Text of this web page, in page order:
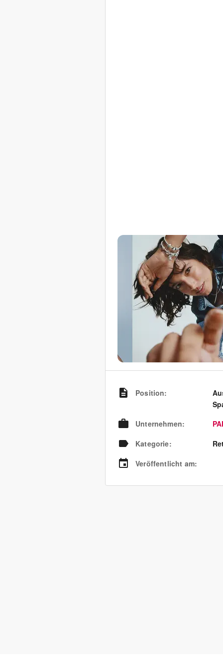
Position:
Unternehmen:
Kategorie:
Veröffentlicht am: